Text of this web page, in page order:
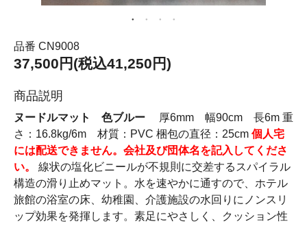
品番 CN9008
37,500円(税込41,250円)
商品説明
ヌードルマット 色ブルー
厚6mm 幅90cm 長6m 重
さ：16.8kg/6m 材質：PVC 梱包の直径：25cm 個人宅
には配送できません。会社及び団体名を記入してくださ
い。
線状の塩化ビニールが不規則に交差するスパイラル
構造の滑り止めマット。水を速やかに通すので、ホテル
旅館の浴室の床、幼稚園、介護施設の水回りにノンスリ
ップ効果を発揮します。素足にやさしく、クッション性